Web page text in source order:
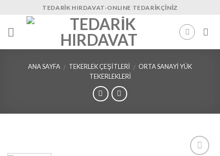
content
TEDARIK HIRDAVAT-ONLINE TEDARIKÇINIZ
ANA SAYFA / TEKERLEK ÇEŞITLERI / ORTA SANAYI YÜK
TEKERLEKLERI